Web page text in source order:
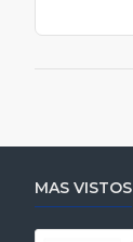
MAS VISTOS